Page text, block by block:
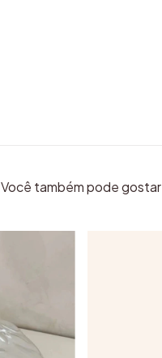
Você também pode gostar